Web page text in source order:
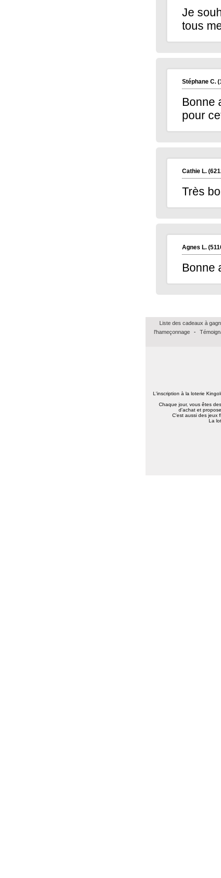
Je
tous
Stéphane C.
Bonne
pour
Cathie L.
Très
Agnes L.
Bonne
Liste des cadeaux à
l'hameçonnage
-
L'inscription à la loterie
Chaque jour, vous êtes
d'achat et
C'est aussi des jeux
La